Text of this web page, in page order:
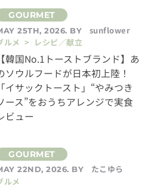
25TH, 2026. BY
sunflower
ルメ > レシピ／献立
【韓国No.1トーストブランド】あ
ソウルフードが日本初上陸！
「イサックトースト」“やみつき
ース”をおうちアレンジで実食
ビュー
22ND, 2026. BY
たこゆら
ルメ